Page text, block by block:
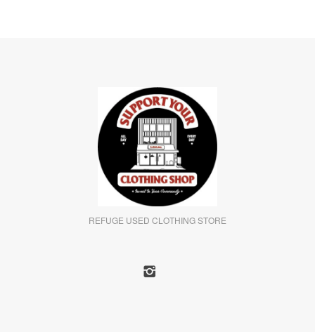
REFUGE USED CLOTHING STORE